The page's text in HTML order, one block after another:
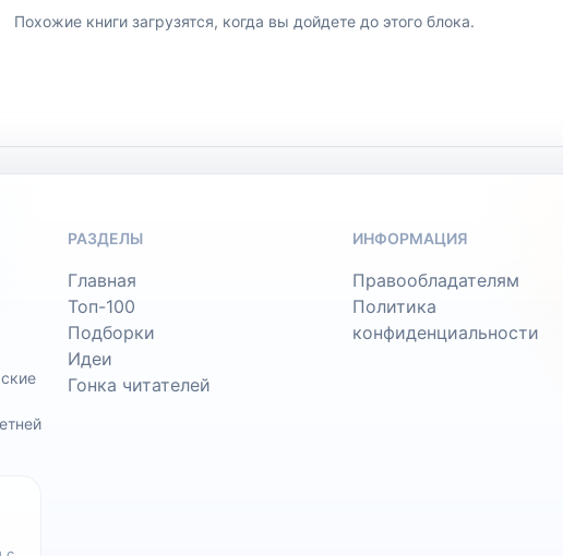
Похожие книги загрузятся, когда вы дойдете до этого блока.
РАЗДЕЛЫ
Главная
Топ-100
Подборки
Идеи
Гонка читателей
ИНФОРМАЦИЯ
Правообладателям
Политика
конфиденциальности